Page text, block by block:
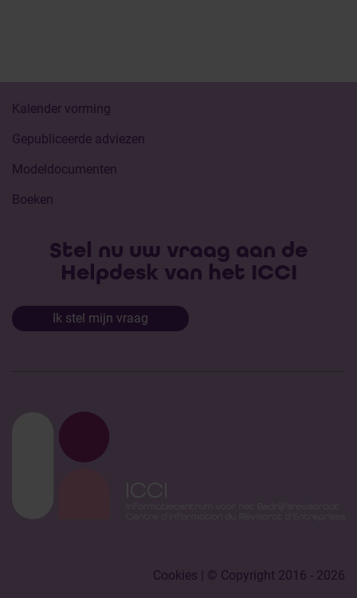
Kalender vorming
Gepubliceerde adviezen
Modeldocumenten
Boeken
Stel nu uw vraag aan de
Helpdesk van het ICCI
Ik stel mijn vraag
Cookies | © Copyright 2016 - 2026